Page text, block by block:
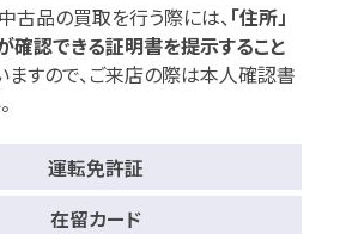
古品の買取を行う際には、 「住所」
が確認できる証明書を提示すること
すので、 ご来店の際は本人確認書
運転免許証
在留カード